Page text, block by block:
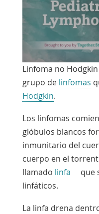
video
Linfoma no
grupo de linfomas
Hodgkin.
Los linfomas
glóbulos blancos
inmunitario del
cuerpo en el
llamado linfa
que
linfáticos.
La linfa drena